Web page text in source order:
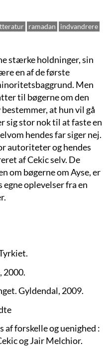
ramadan
indvandrere
stærke holdninger, sin
en af de første
Men
til bøgerne om den
at hun vil gå
sig stor nok til at faste en
hendes far siger nej.
autoriteter og hendes
af Cekic selv. De
om bøgerne om Ayse, er
egne oplevelser fra en
2000.
Gyldendal, 2009.
af forskelle og uenighed :
og Jair Melchior.